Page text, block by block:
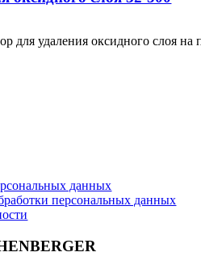
для удаления оксидного слоя
данных
персональных данных